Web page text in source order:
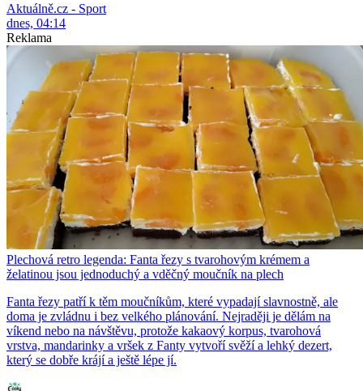
Aktuálně.cz - Sport
dnes, 04:14
Reklama
Plechová retro legenda: Fanta řezy s tvarohovým krémem a
želatinou jsou jednoduchý a vděčný moučník na plech
Fanta řezy patří k těm moučníkům, které vypadají slavnostně, ale
doma je zvládnu i bez velkého plánování. Nejraději je dělám na
víkend nebo na návštěvu, protože kakaový korpus, tvarohová
vrstva, mandarinky a vršek z Fanty vytvoří svěží a lehký dezert,
který se dobře krájí a ještě lépe jí.